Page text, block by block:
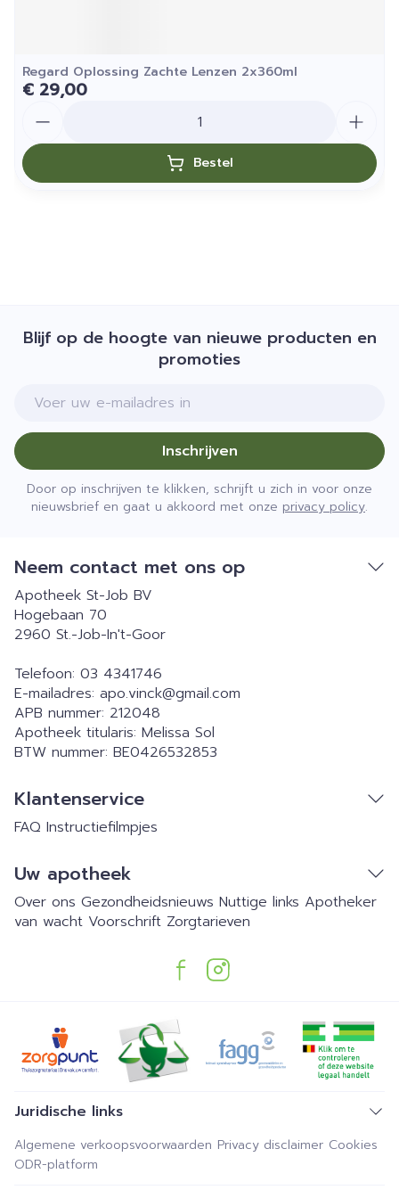
Regard Oplossing Zachte Lenzen 2x360ml
€ 29,00
Bestel
Blijf op de hoogte van nieuwe producten en
promoties
E-mail adres
Inschrijven
Door op inschrijven te klikken, schrijft u zich in voor onze
nieuwsbrief en gaat u akkoord met onze privacy policy.
Neem contact met ons op
Apotheek St-Job BV
Hogebaan 70
2960 St.-Job-In't-Goor
Telefoon: 03 4341746
E-mailadres: apo.vinck@gmail.com
APB nummer: 212048
Apotheek titularis: Melissa Sol
BTW nummer: BE0426532853
Klantenservice
FAQ Instructiefilmpjes
Uw apotheek
Over ons Gezondheidsnieuws Nuttige links Apotheker
van wacht Voorschrift Zorgtarieven
Juridische links
Algemene verkoopsvoorwaarden Privacy disclaimer Cookies
ODR-platform